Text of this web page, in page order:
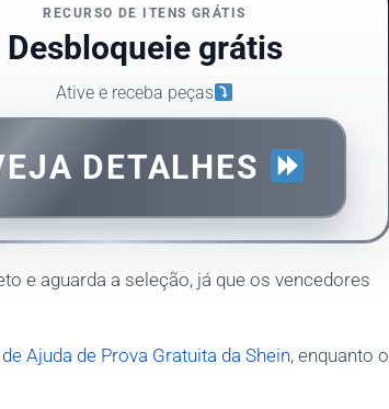
RECURSO DE ITENS GRÁTIS
Desbloqueie grátis
Ative e receba peças
DETALHES
e aguarda a seleção, já que os vencedores
Ajuda de Prova Gratuita da Shein, enquanto o